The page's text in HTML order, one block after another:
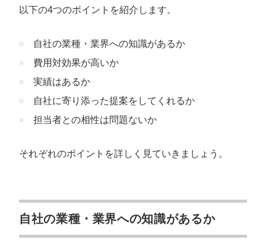
以下の4つのポイントを紹介します。
自社の業種・業界への知識があるか
費用対効果が高いか
実績はあるか
自社に寄り添った提案をしてくれるか
担当者との相性は問題ないか
それぞれのポイントを詳しく見ていきましょう。
自社の業種・業界への知識があるか